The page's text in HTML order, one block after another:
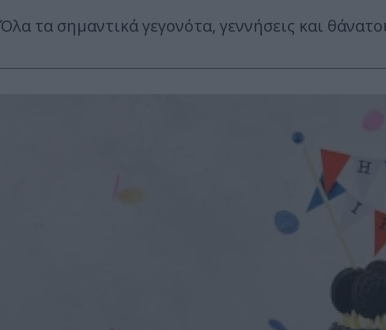
Όλα τα σημαντικά γεγονότα, γεννήσεις και